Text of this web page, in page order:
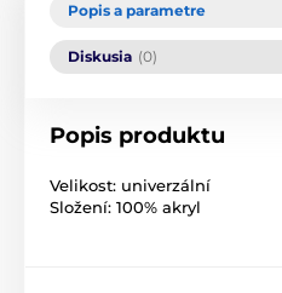
Popis a parametre
Diskusia (0)
Popis produktu
Velikost: univerzální
Složení: 100% akryl